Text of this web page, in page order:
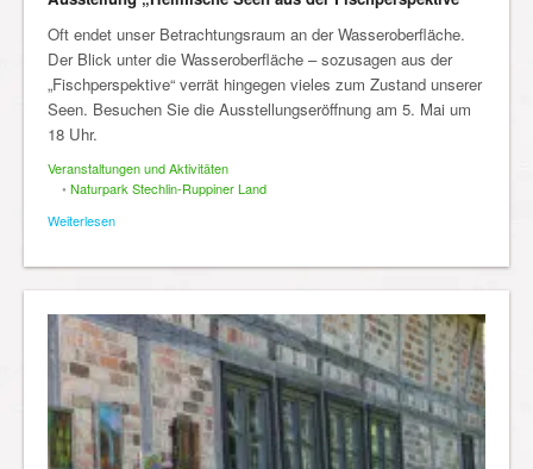
Oft endet unser Betrachtungsraum an der Wasseroberfläche.
Der Blick unter die Wasseroberfläche – sozusagen aus der
„Fischperspektive“ verrät hingegen vieles zum Zustand unserer
Seen. Besuchen Sie die Ausstellungseröffnung am 5. Mai um
18 Uhr.
Veranstaltungen und Aktivitäten
• Naturpark Stechlin-Ruppiner Land
Weiterlesen